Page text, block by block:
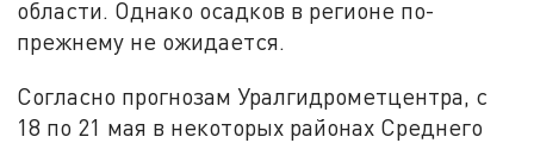
области. Однако осадков в регионе по-
прежнему не ожидается.
Согласно прогнозам Уралгидрометцентра, с
18 по 21 мая в некоторых районах Среднего